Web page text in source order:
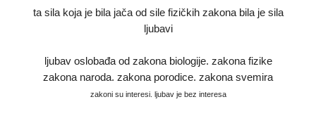
ta sila koja je bila jača od sile fizičkih zakona bila je sila
ljubavi
ljubav oslobađa od zakona biologije. zakona fizike
zakona naroda. zakona porodice. zakona svemira
zakoni su interesi. ljubav je bez interesa